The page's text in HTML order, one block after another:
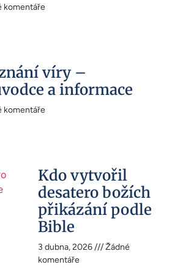
komentáře
víry –
a informace
komentáře
Kdo vytvořil
desatero božích
přikázání podle
Bible
3 dubna, 2026
Žádné
komentáře